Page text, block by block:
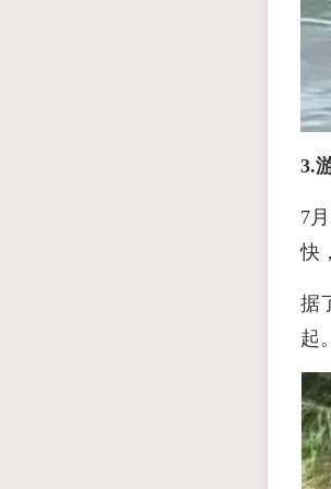
3.
7
快
据
起